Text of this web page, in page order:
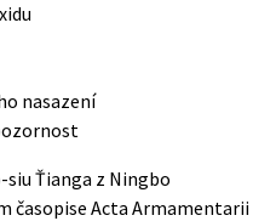
nasazení
siu Ťianga z Ningbo
časopise Acta Armamentarii